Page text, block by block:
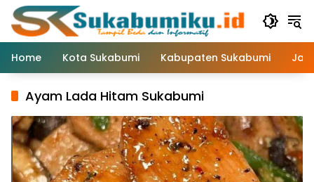
Langsung
konten
Home
Kota Sukabumi Kabupaten Sukabumi
Ayam Lada Hitam Sukabumi